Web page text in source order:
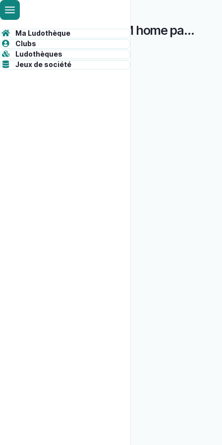
Skip
to
main
content
Administrative
toolbar
content
ADMINISTRATION
Ma Ludothèque
Clubs
Ludothèques
Jeux de société
Welcome to BGM home page !